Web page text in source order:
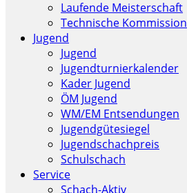
Laufende Meisterschaft
Technische Kommission
Jugend
Jugend
Jugendturnierkalender
Kader Jugend
ÖM Jugend
WM/EM Entsendungen
Jugendgütesiegel
Jugendschachpreis
Schulschach
Service
Schach-Aktiv